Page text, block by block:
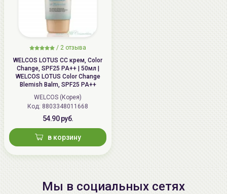
/ 2 отзыва
WELCOS LOTUS СС крем, Color
Change, SPF25 PA++ | 50мл |
WELCOS LOTUS Color Change
Blemish Balm, SPF25 PA++
WELCOS (Корея)
Код: 8803348011668
54.90 руб.
в корзину
Мы в социальных сетях